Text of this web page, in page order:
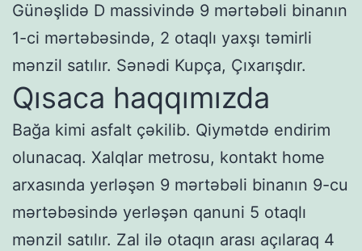
Günəşlidə D massivində 9 mərtəbəli binanın
1-ci mərtəbəsində, 2 otaqlı yaxşı təmirli
mənzil satılır. Sənədi Kupça, Çıxarışdır.
Qısaca haqqımızda
Bağa kimi asfalt çəkilib. Qiymətdə endirim
olunacaq. Xalqlar metrosu, kontakt home
arxasında yerləşən 9 mərtəbəli binanın 9-cu
mərtəbəsində yerləşən qanuni 5 otaqlı
mənzil satılır. Zal ilə otaqın arası açılaraq 4